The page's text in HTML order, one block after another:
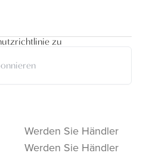
zu
Werden Sie Händler
Werden Sie Händler